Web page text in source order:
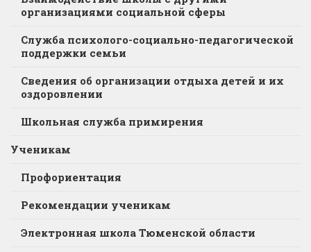
организациями социальной сферы
Служба психолого-социально-педагогической
поддержки семьи
Сведения об организации отдыха детей и их
оздоровлении
Школьная служба примирения
Ученикам
Профориентация
Рекомендации ученикам
Электронная школа Тюменской области